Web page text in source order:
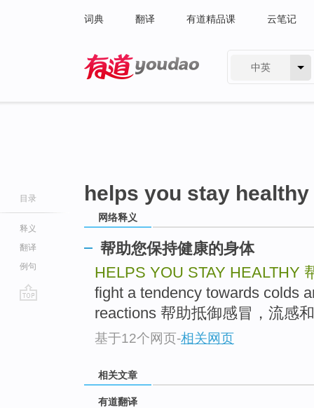
词典 翻译 有道精品课 云笔记
中英
目录
释义
翻译
例句
helps you stay healthy
网络释义
帮助您保持健康的身体
HELPS YOU STAY HEALTHY
fight a tendency towards colds
reactions 帮助抵御感冒，流感
基于12个网页-相关网页
相关文章
有道翻译